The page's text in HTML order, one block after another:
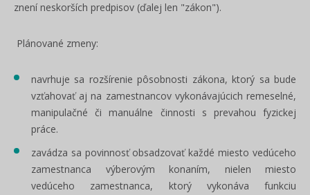
znení neskorších predpisov (ďalej len "zákon").
Plánované zmeny:
navrhuje sa rozšírenie pôsobnosti zákona, ktorý sa bude
vzťahovať aj na zamestnancov vykonávajúcich remeselné,
manipulačné či manuálne činnosti s prevahou fyzickej
práce.
zavádza sa povinnosť obsadzovať každé miesto vedúceho
zamestnanca výberovým konaním, nielen miesto
vedúceho zamestnanca, ktorý vykonáva funkciu